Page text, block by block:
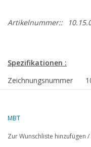
Artikelnummer::
Spezifikationen :
Zeichnungsnummer
Beschreibung
Qualität
MBT
Zur Wunschliste hinzufügen /